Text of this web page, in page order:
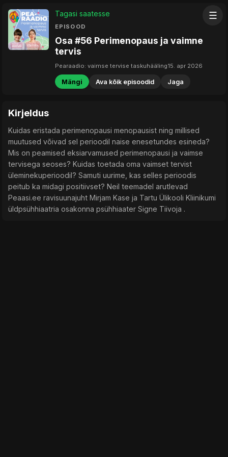
☰
Tagasi saatesse
EPISOOD
Osa #56 Perimenopaus ja vaimne
tervis
Pearaadio: vaimse tervise taskuhääling15. apr 2026
Mängi Ava kõik episoodid Jaga
Kirjeldus
Kuidas eristada perimenopausi menopausist ning millised
muutused võivad sel perioodil naise enesetundes esineda?
Mis on peamised eksiarvamused perimenopausi ja vaimse
tervisega seoses? Kuidas toetada oma vaimset tervist
üleminekuperioodil? Samuti uurime, kas selles perioodis
peitub ka midagi positiivset? Neil teemadel arutlevad
Peaasi.ee ravisuunajuht Mirjam Kase ja Tartu Ülikooli Kliinikumi
üldpsühhiaatria osakonna psühhiaater Signe Tiivoja .